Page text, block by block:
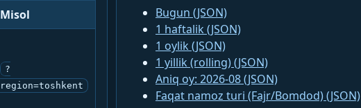
Misol
?
region=toshkent
Bugun (JSON)
1 haftalik (JSON)
1 oylik (JSON)
1 yillik (rolling) (JSON)
Aniq oy: 2026-08 (JSON)
Faqat namoz turi (Fajr/Bomdod) (JSON)